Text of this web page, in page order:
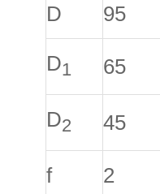
D 95
D1 65
D2 45
f 2